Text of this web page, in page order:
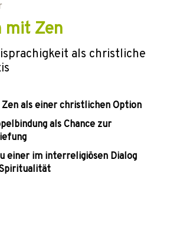
mit Zen
als christliche
Zen als einer christlichen Option
als Chance zur
einer im interreligiösen Dialog